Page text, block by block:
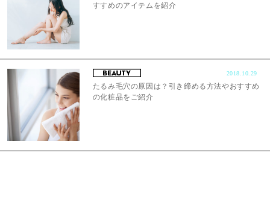
すすめのアイテムを紹介
2018.10.29
たるみ毛穴の原因は？引き締める方法やおすすめ
の化粧品をご紹介